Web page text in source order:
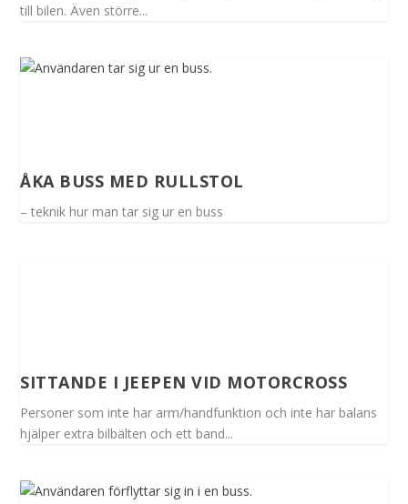
till bilen. Även större...
ÅKA BUSS MED RULLSTOL
– teknik hur man tar sig ur en buss
SITTANDE I JEEPEN VID MOTORCROSS
Personer som inte har arm/handfunktion och inte har balans
hjälper extra bilbälten och ett band...